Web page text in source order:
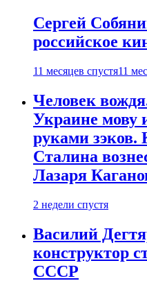
Сергей
российское
11 месяцев спустя11
Человек
Украине мову
руками зэков.
Сталина
Лазаря
2 недели спустя
Василий
конструктор
СССР